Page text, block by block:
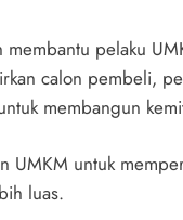
pelaku
calon pembeli,
membangun
UMKM untuk
luas.